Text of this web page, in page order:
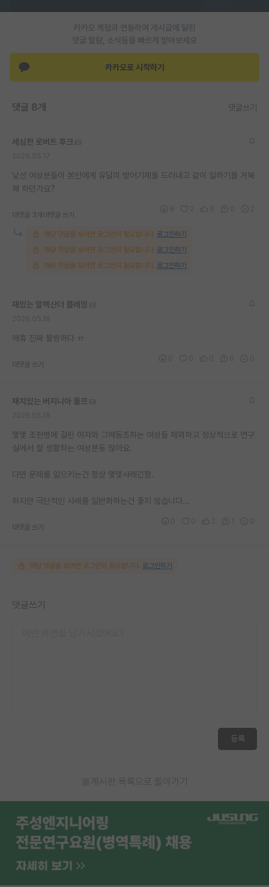
카카오 계정과 연동하여 게시글에 달린
댓글 알람, 소식등을 빠르게 받아보세요
카카오로 시작하기
댓글 8개 댓글쓰기
세심한 로버트 후크
낯선 여성분들이 본인에게 유달리 방어기제를 드러내고 같이 일하기를 거북
해 하던가요?
대댓글 3개 대댓글 쓰기
해당 댓글을 보려면 로그인이 필요합니다. 로그인하기
해당 댓글을 보려면 로그인이 필요합니다. 로그인하기
해당 댓글을 보려면 로그인이 필요합니다. 로그인하기
재밌는 알렉산더 플레밍
에휴 진짜 불쌍하다 ㅠ
대댓글 쓰기
재치있는 버지니아 울프
몇몇 조헌병에 걸린 여자와 그에동조하는 여성들 제외하고 정상적으로 연구
실에서 잘 생활하는 여성분동 많아요.
다만 문제를 일으키는건 항상 몇몇사레긴함.
하지만 극단적인 사례를 일반화하는건 좋지 않습니다...
대댓글 쓰기
해당 댓글을 보려면 로그인이 필요합니다. 로그인하기
댓글쓰기
등록
게시판 목록으로 돌아가기